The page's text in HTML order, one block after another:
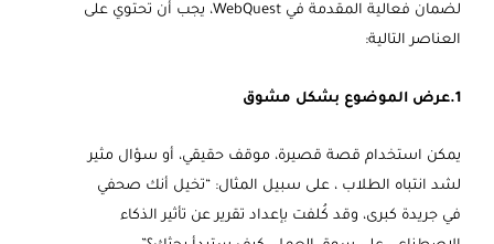
لضمان فعالية المقدمة في WebQuest، يجب أن تحتوي على
العناصر التالية:
1.عرض الموضوع بشكل مشوق
يمكن استخدام قصة قصيرة، موقف حقيقي، أو سؤال مثير
لشد انتباه الطلاب ، على سبيل المثال: “تخيل أنك صحفي
في جريدة كبرى، وقد كُلفت بإعداد تقرير عن تأثير الذكاء